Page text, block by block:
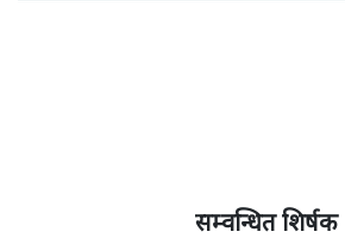
सम्वन्धित शिर्षक